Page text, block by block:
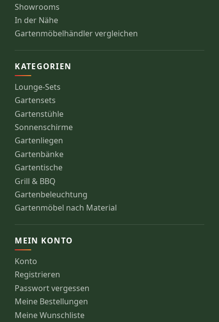
Showrooms
In der Nähe
Gartenmöbelhändler vergleichen
KATEGORIEN
Lounge-Sets
Gartensets
Gartenstühle
Sonnenschirme
Gartenliegen
Gartenbänke
Gartentische
Grill & BBQ
Gartenbeleuchtung
Gartenmöbel nach Material
MEIN KONTO
Konto
Registrieren
Passwort vergessen
Meine Bestellungen
Meine Wunschliste